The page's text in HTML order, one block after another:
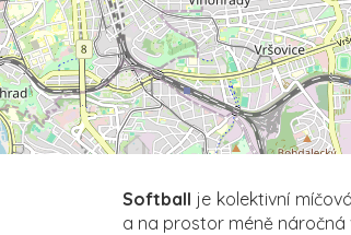
Softball je kolektivní
a na prostor méně náročná